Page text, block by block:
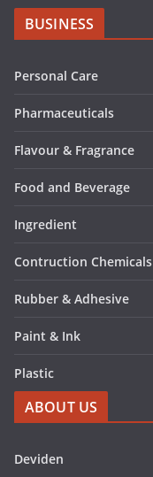
BUSINESS
Personal Care
Pharmaceuticals
Flavour & Fragrance
Food and Beverage
Ingredient
Contruction Chemicals
Rubber & Adhesive
Paint & Ink
Plastic
ABOUT US
Deviden